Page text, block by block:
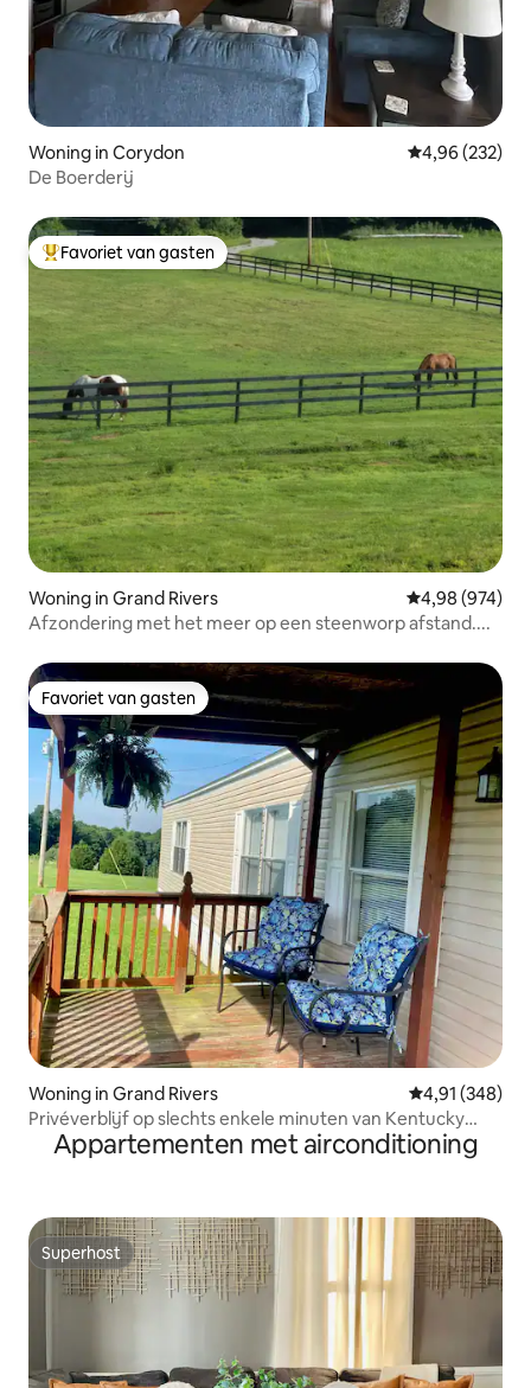
Woning in Corydon Gemiddelde
4,96 (232)
De Boerderij
Topfavoriet van gasten
Favoriet van gasten
Woning in Grand Rivers Gemiddelde
4,98 (974)
Afzondering met het meer op een steenworp afstand....
Favoriet van gasten
Favoriet van gasten
Woning in Grand Rivers Gemiddelde
4,91 (348)
Privéverblijf op slechts enkele minuten van Kentucky
LakeAppartementen met airconditioning
Superhost
Superhost